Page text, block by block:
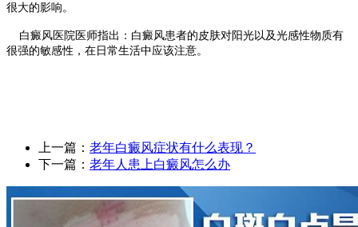
很大的影响。
白癜风医院医师指出：白癜风患者的皮肤对阳光以及光感性物质有
很强的敏感性，在日常生活中应该注意。
上一篇： 老年白癜风症状有什么表现？
下一篇： 老年人患上白癜风怎么办